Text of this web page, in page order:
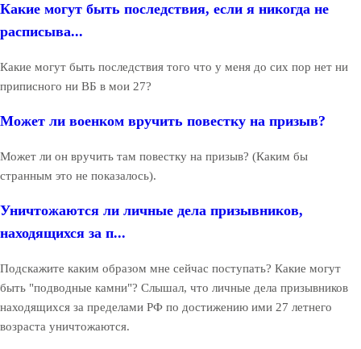
Какие могут быть последствия, если я никогда не
расписыва...
Какие могут быть последствия того что у меня до сих пор нет ни
приписного ни ВБ в мои 27?
Может ли военком вручить повестку на призыв?
Может ли он вручить там повестку на призыв? (Каким бы
странным это не показалось).
Уничтожаются ли личные дела призывников,
находящихся за п...
Подскажите каким образом мне сейчас поступать? Какие могут
быть "подводные камни"? Слышал, что личные дела призывников
находящихся за пределами РФ по достижению ими 27 летнего
возраста уничтожаются.